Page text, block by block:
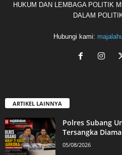
HUKUM DAN LEMBAGA POLITIK
DALAM
Hubungi kami:
ARTIKEL LAINNYA
Polres Subang
Tersangka
05/08/2026